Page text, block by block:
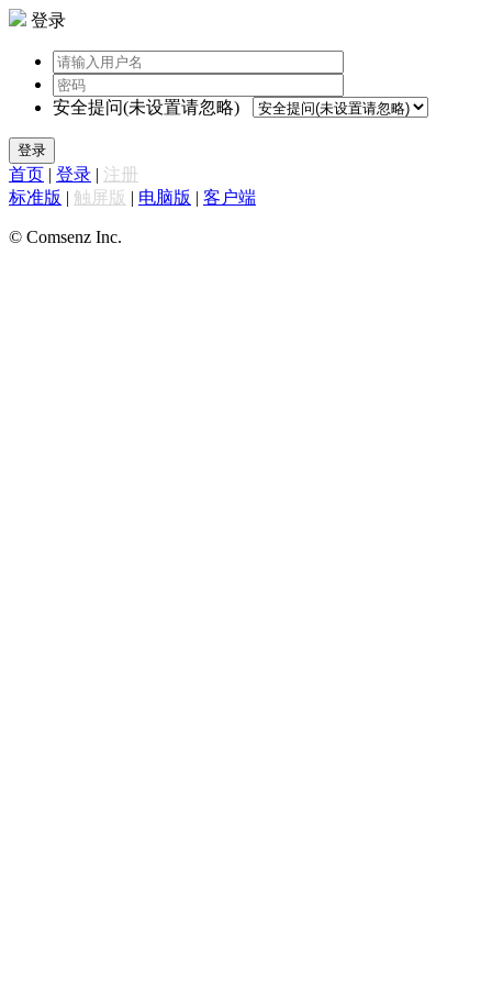
登录
安全提问(未设置请忽略)
登录
首页 | 登录 | 注册
标准版 | 触屏版 | 电脑版 | 客户端
© Comsenz Inc.